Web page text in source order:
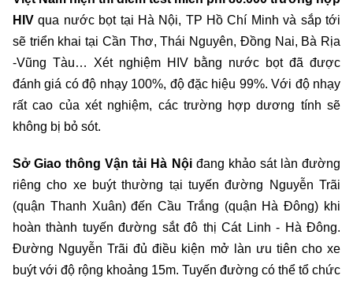
HIV qua nước bọt tại Hà Nội, TP Hồ Chí Minh và sắp tới
sẽ triển khai tại Cần Thơ, Thái Nguyên, Đồng Nai, Bà Rịa
-Vũng Tàu… Xét nghiệm HIV bằng nước bọt đã được
đánh giá có độ nhạy 100%, độ đặc hiệu 99%. Với độ nhạy
rất cao của xét nghiệm, các trường hợp dương tính sẽ
không bị bỏ sót.
Sở Giao thông Vận tải Hà Nộiđang khảo sát làn đường
riêng cho xe buýt thường tại tuyến đường Nguyễn Trãi
(quận Thanh Xuân) đến Cầu Trắng (quận Hà Đông) khi
hoàn thành tuyến đường sắt đô thị Cát Linh - Hà Đông.
Đường Nguyễn Trãi đủ điều kiện mở làn ưu tiên cho xe
buýt với độ rộng khoảng 15m. Tuyến đường có thể tổ chức